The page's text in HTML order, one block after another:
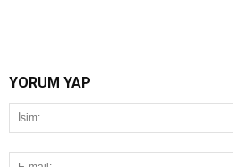
YORUM YAP